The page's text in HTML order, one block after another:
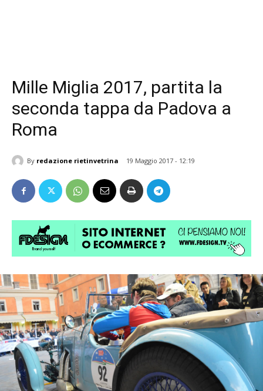
Mille Miglia 2017, partita la
seconda tappa da Padova a
Roma
By redazione rietinvetrina 19 Maggio 2017 - 12:19